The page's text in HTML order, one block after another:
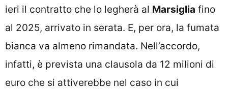
ieri il contratto che lo legherà al Marsiglia fino
al 2025, arrivato in serata. E, per ora, la fumata
bianca va almeno rimandata. Nell’accordo,
infatti, è prevista una clausola da 12 milioni di
euro che si attiverebbe nel caso in cui